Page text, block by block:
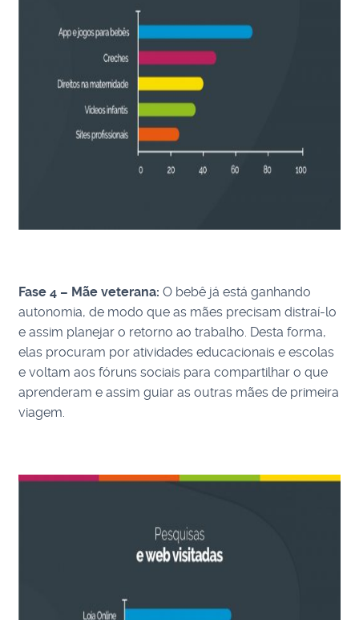
Fase 4 – Mãe veterana: O bebê já está ganhando
autonomia, de modo que as mães precisam distraí-lo
e assim planejar o retorno ao trabalho. Desta forma,
elas procuram por atividades educacionais e escolas
e voltam aos fóruns sociais para compartilhar o que
aprenderam e assim guiar as outras mães de primeira
viagem.